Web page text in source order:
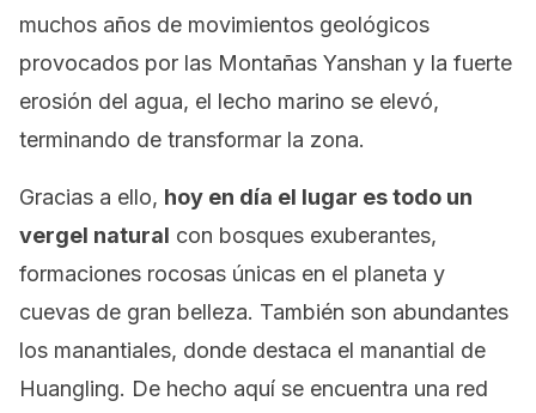
muchos años de movimientos geológicos
provocados por las Montañas Yanshan y la fuerte
erosión del agua, el lecho marino se elevó,
terminando de transformar la zona.
Gracias a ello, hoy en día el lugar es todo un
vergel natural con bosques exuberantes,
formaciones rocosas únicas en el planeta y
cuevas de gran belleza. También son abundantes
los manantiales, donde destaca el manantial de
Huangling. De hecho aquí se encuentra una red